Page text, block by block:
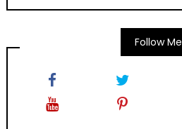
Follow Me